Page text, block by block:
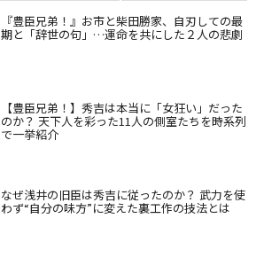
『豊臣兄弟！』お市と柴田勝家、自刃しての最
期と「辞世の句」…運命を共にした２人の悲劇
【豊臣兄弟！】秀吉は本当に「女狂い」だった
のか？ 天下人を彩った11人の側室たちを時系列
で一挙紹介
なぜ浅井の旧臣は秀吉に従ったのか？ 武力を使
わず“自分の味方”に変えた裏工作の技法とは